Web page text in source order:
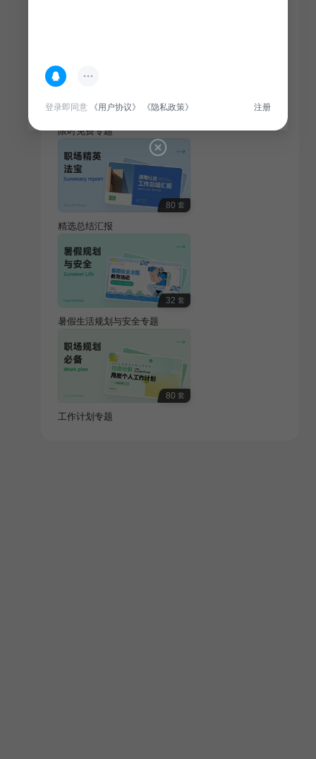
100 套
限时免费专题
80 套
精选总结汇报
32 套
暑假生活规划与安全专题
80 套
工作计划专题
登录即同意 《用户协议》 《隐私政策》 注册